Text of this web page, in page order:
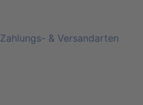
Zahlungs- & Versandarten